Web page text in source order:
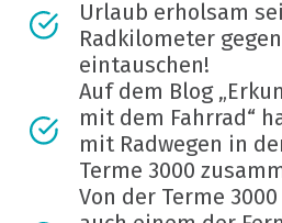
Urlaub erholsam
Radkilometer
eintauschen!
Auf dem Blog
mit dem Fahrrad“
mit Radwegen in
Terme 3000
Von der Terme